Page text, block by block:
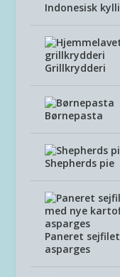
Indonesisk
Grillkrydderi
Børnepasta
Shepherds pie
Paneret
asparges